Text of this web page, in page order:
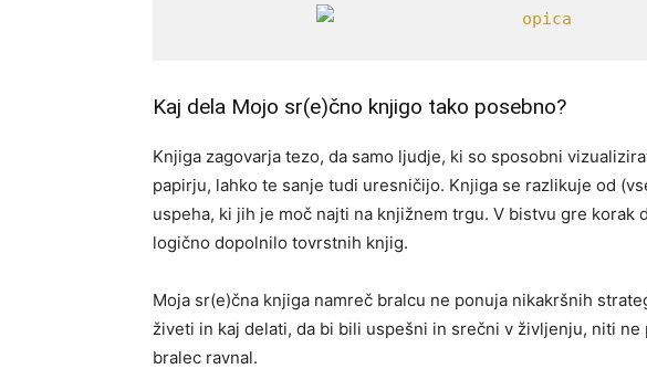
Kaj dela Mojo sr(e)čno knjigo tako posebno?
Knjiga zagovarja tezo, da samo ljudje, ki so sposobni
papirju, lahko te sanje tudi uresničijo. Knjiga se razlikuje od
uspeha, ki jih je moč najti na knjižnem trgu. V bistvu gre korak
logično dopolnilo tovrstnih knjig.
Moja sr(e)čna knjiga namreč bralcu ne ponuja nikakršnih
živeti in kaj delati, da bi bili uspešni in srečni v življenju, niti
bralec ravnal.